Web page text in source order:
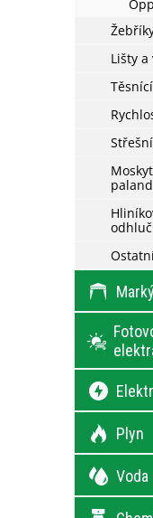
Lišty
paland
Plyn
Voda